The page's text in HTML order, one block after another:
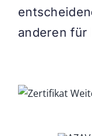
anderen für